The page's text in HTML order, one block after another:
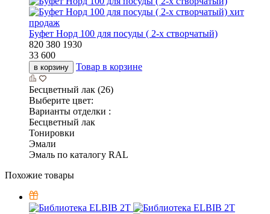
хит
продаж
Буфет Норд 100 для посуды ( 2-х створчатый)
820 380 1930
33 600
в корзину Товар в корзине
Бесцветный лак (26)
Выберите цвет:
Варианты отделки :
Бесцветный лак
Тонировки
Эмали
Эмаль по каталогу RAL
Похожие товары